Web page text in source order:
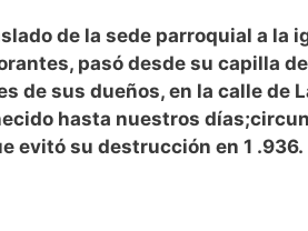
de la sede parroquial a la
pasó desde su capilla
de sus dueños, en la calle de
hasta nuestros
evitó su destrucción en 1 .936.